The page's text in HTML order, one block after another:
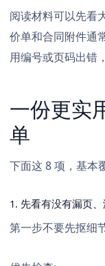
阅读材料可以先看
价单和合同附件通
用编号或页码出错
一份更实
单
下面这 8 项，基本
1. 先看有没有漏页
第一步不要先抠细